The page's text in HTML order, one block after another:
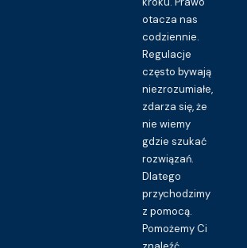
otacza nas
codziennie.
Regulacje
często bywają
niezrozumiałe,
zdarza się, że
nie wiemy
gdzie szukać
rozwiązań.
Dlatego
przychodzimy
z pomocą.
Pomożemy Ci